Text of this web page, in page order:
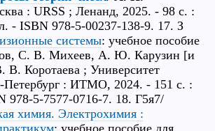
: URSS ; Ленанд, 2025. - 98 с. :
- ISBN 978-5-00237-138-9. 17. З
системы: учебное пособие
С. В. Михеев, А. Ю. Карузин [и
В. Коротаева ; Университет
: ИТМО, 2024. - 151 с. :
978-5-7577-0716-7. 18. Г5я7/
химия. Электрохимия :
: учебное пособие для